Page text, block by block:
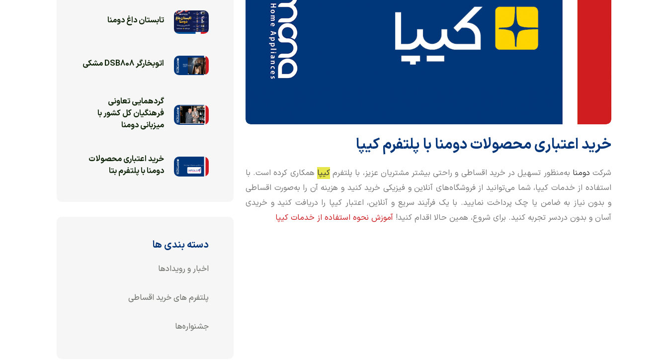
خرید اعتباری محصولات دومنا با پلتفرم کیپا
شرکت دومنا به‌منظور تسهیل در خرید اقساطی و راحتی بیشتر مشتریان عزیز، با پلتفرمکیپا همکاری کرده است. با
استفاده از خدمات کیپا، شما می‌توانید از فروشگاه‌های آنلاین و فیزیکی خرید کنید و هزینه آن را به‌صورت اقساطی
و بدون نیاز به ضامن یا چک پرداخت نمایید. با یک فرآیند سریع و آنلاین، اعتبار کیپا را دریافت کنید و خریدی
آسان و بدون دردسر تجربه کنید. برای شروع، همین حالا اقدام کنید! آموزش نحوه استفاده از خدمات کیپا
تابستان داغ دومنا
اتوبخارگر DSB808 مشکی
گردهمایی تعاونی
فرهنگیان کل کشور با
میزبانی دومنا
خرید اعتباری محصولات
دومنا با پلتفرم بتا
دسته بندی ها
اخبار و رویدادها
پلتفرم های خرید اقساطی
جشنواره‌ها